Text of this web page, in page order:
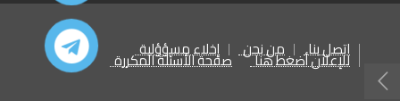
اتصل بنا من نحن إخلاء مسؤؤلية للإعلان أضغط هنا صفحة الأسئلة المكررة